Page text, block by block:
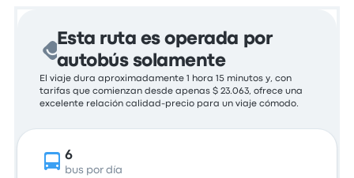
Esta ruta es operada por
autobús solamente
El viaje dura aproximadamente 1 hora 15 minutos y, con
tarifas que comienzan desde apenas $ 23.063, ofrece una
excelente relación calidad-precio para un viaje cómodo.
6
bus por día